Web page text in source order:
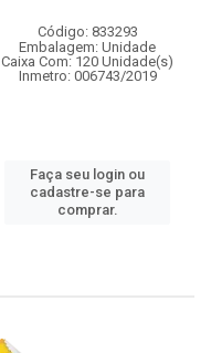
Código: 833293
Embalagem: Unidade
Caixa Com: 120 Unidade(s)
Inmetro: 006743/2019
Faça seu login ou
cadastre-se para
comprar.